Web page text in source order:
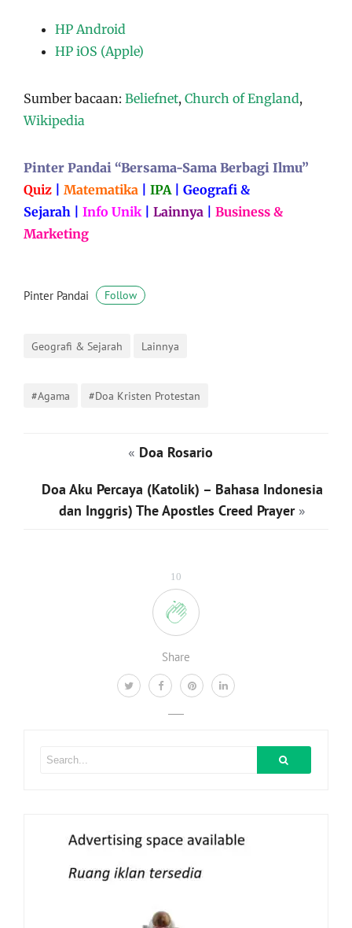
10
Share
HP Android
HP iOS (Apple)
Sumber bacaan: Beliefnet, Church of England,
Wikipedia
Pinter Pandai “Bersama-Sama Berbagi Ilmu”
Quiz
Matematika IPA
Geografi &
Sejarah
Info Unik Lainnya
Business &
Marketing
Pinter Pandai Follow
Geografi & Sejarah Lainnya
#Agama #Doa Kristen Protestan
« Doa Rosario
Doa Aku Percaya (Katolik) – Bahasa Indonesia
dan Inggris) The Apostles Creed Prayer»